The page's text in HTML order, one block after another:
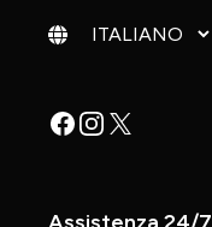
Cambia lingua
Facebook
Instagram
X